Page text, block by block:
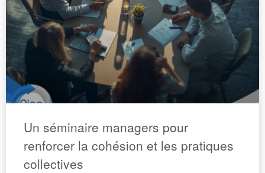
Un séminaire managers pour
renforcer la cohésion et les pratiques
collectives